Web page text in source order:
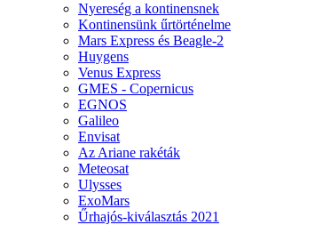
Nyereség a kontinensnek
Kontinensünk űrtörténelme
Mars Express és Beagle-2
Huygens
Venus Express
GMES - Copernicus
EGNOS
Galileo
Envisat
Az Ariane rakéták
Meteosat
Ulysses
ExoMars
Űrhajós-kiválasztás 2021